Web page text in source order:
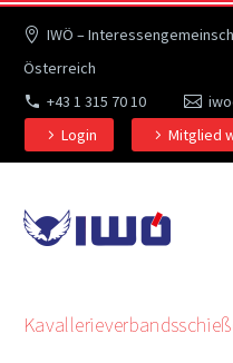
IWÖ –
Österreich
+43 1 315 70 10
Login
Mitglied